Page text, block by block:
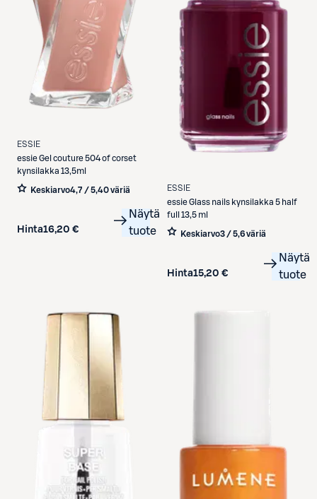
ESSIE
essieGel couture 504 of corset
kynsilakka 13,5ml
Keskiarvo4,7 / 5,40 väriä
Hinta16,20 €
Näytä
tuote
ESSIE
essieGlass nails kynsilakka 5 half
full 13,5 ml
Keskiarvo3 / 5,6 väriä
Hinta15,20 €
Näytä
tuote